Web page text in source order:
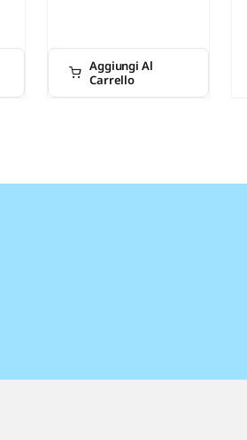
Aggiungi Al
Carrello